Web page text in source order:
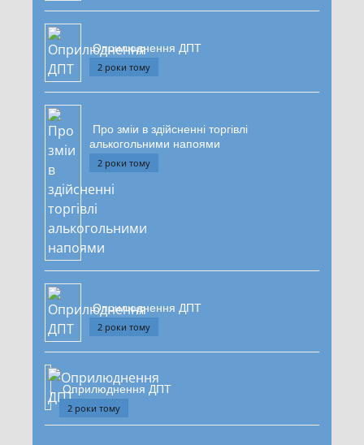
Оприлюднення ДПТ
2 роки тому
Про зміи в здійсненні торгівлі
алькогольними напоями
2 роки тому
Оприлюднення ДПТ
2 роки тому
Оприлюднення ДПТ
2 роки тому